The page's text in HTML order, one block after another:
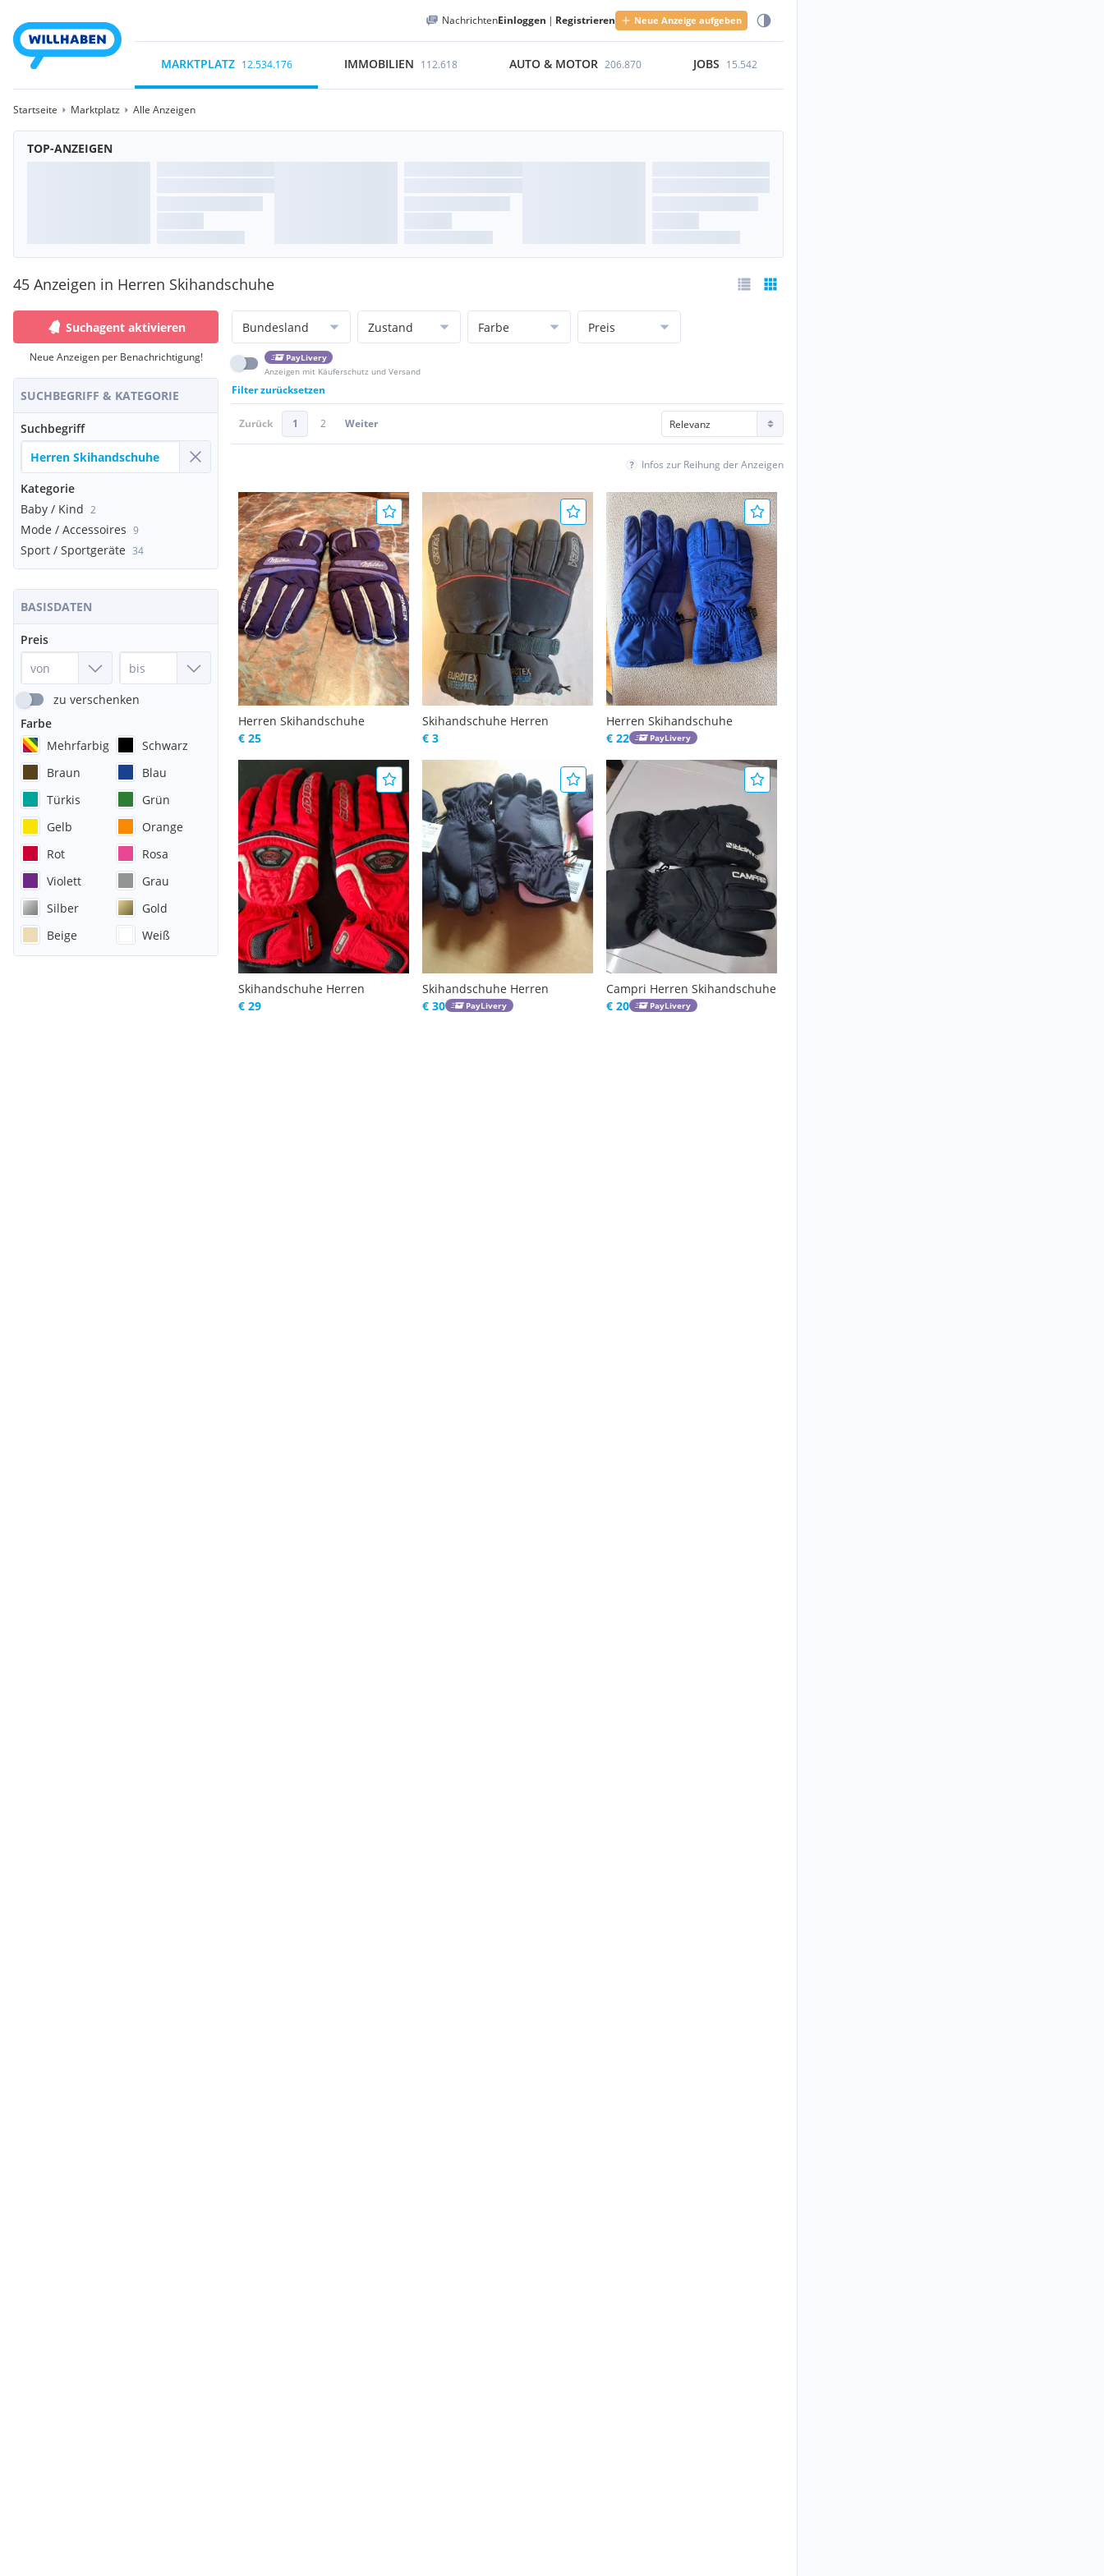
NachrichtenEinloggen | Registrieren Neue Anzeige aufgeben
MARKTPLATZ 12.534.176 IMMOBILIEN 112.618 AUTO & MOTOR 206.870 JOBS 15.542
Startseite Marktplatz Alle Anzeigen
TOP-ANZEIGEN
45 Anzeigen in Herren Skihandschuhe
Suchagent aktivieren
Neue Anzeigen per Benachrichtigung!
SUCHBEGRIFF & KATEGORIE
Suchbegriff
Kategorie
Baby / Kind 2
Mode / Accessoires 9
Sport / Sportgeräte 34
BASISDATEN
Preis
zu verschenken
Farbe
Mehrfarbig
Schwarz
Braun
Blau
Türkis
Grün
Gelb
Orange
Rot
Rosa
Violett
Grau
Silber
Gold
Beige
Weiß
Bundesland Zustand Farbe Preis
PayLivery
Anzeigen mit Käuferschutz und Versand
Filter zurücksetzen
Zurück 1 2 Weiter
Infos zur Reihung der Anzeigen
Herren Skihandschuhe
€ 25
Skihandschuhe Herren
€ 3
Herren Skihandschuhe
€ 22
PayLivery
Skihandschuhe Herren
€ 29
Skihandschuhe Herren
€ 30
PayLivery
Campri Herren Skihandschuhe
€ 20
PayLivery